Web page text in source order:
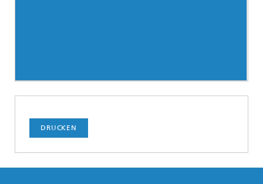
DRUCKEN